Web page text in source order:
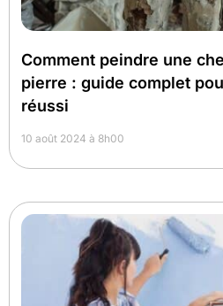
Comment peindre une
pierre : guide complet
réussi
10 août 2024 à 8h00